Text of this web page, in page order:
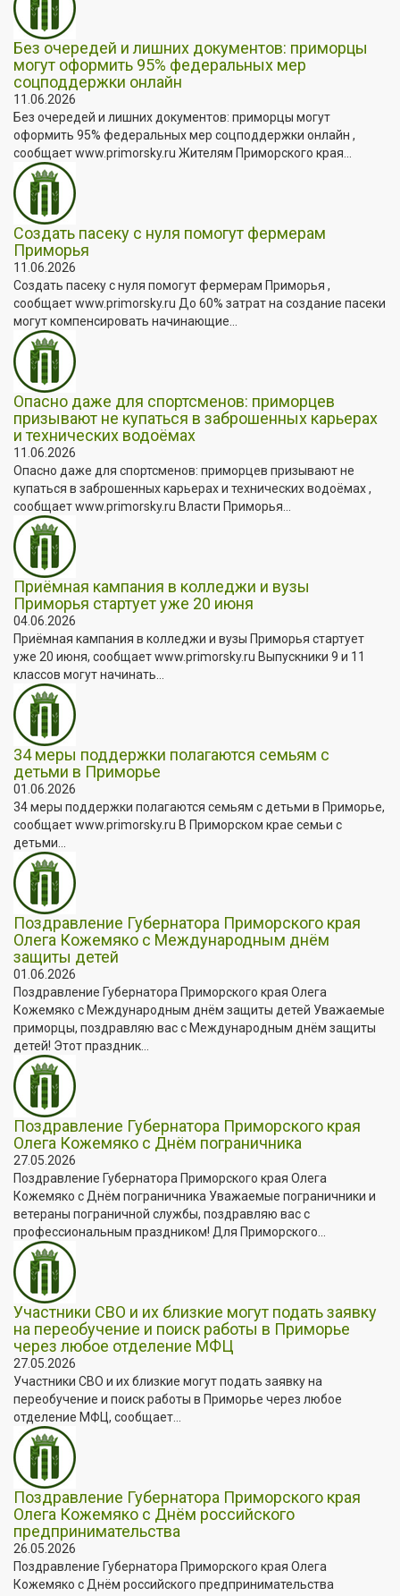
Без очередей и лишних документов: приморцы
могут оформить 95% федеральных мер
соцподдержки онлайн
11.06.2026
Без очередей и лишних документов: приморцы могут
оформить 95% федеральных мер соцподдержки онлайн ,
сообщает www.primorsky.ru Жителям Приморского края...
Создать пасеку с нуля помогут фермерам
Приморья
11.06.2026
Создать пасеку с нуля помогут фермерам Приморья ,
сообщает www.primorsky.ru До 60% затрат на создание пасеки
могут компенсировать начинающие...
Опасно даже для спортсменов: приморцев
призывают не купаться в заброшенных карьерах
и технических водоёмах
11.06.2026
Опасно даже для спортсменов: приморцев призывают не
купаться в заброшенных карьерах и технических водоёмах ,
сообщает www.primorsky.ru Власти Приморья...
Приёмная кампания в колледжи и вузы
Приморья стартует уже 20 июня
04.06.2026
Приёмная кампания в колледжи и вузы Приморья стартует
уже 20 июня, сообщает www.primorsky.ru Выпускники 9 и 11
классов могут начинать...
34 меры поддержки полагаются семьям с
детьми в Приморье
01.06.2026
34 меры поддержки полагаются семьям с детьми в Приморье,
сообщает www.primorsky.ru В Приморском крае семьи с
детьми...
Поздравление Губернатора Приморского края
Олега Кожемяко с Международным днём
защиты детей
01.06.2026
Поздравление Губернатора Приморского края Олега
Кожемяко с Международным днём защиты детей Уважаемые
приморцы, поздравляю вас с Международным днём защиты
детей! Этот праздник...
Поздравление Губернатора Приморского края
Олега Кожемяко с Днём пограничника
27.05.2026
Поздравление Губернатора Приморского края Олега
Кожемяко с Днём пограничника Уважаемые пограничники и
ветераны пограничной службы, поздравляю вас с
профессиональным праздником! Для Приморского...
Участники СВО и их близкие могут подать заявку
на переобучение и поиск работы в Приморье
через любое отделение МФЦ
27.05.2026
Участники СВО и их близкие могут подать заявку на
переобучение и поиск работы в Приморье через любое
отделение МФЦ, сообщает...
Поздравление Губернатора Приморского края
Олега Кожемяко с Днём российского
предпринимательства
26.05.2026
Поздравление Губернатора Приморского края Олега
Кожемяко с Днём российского предпринимательства